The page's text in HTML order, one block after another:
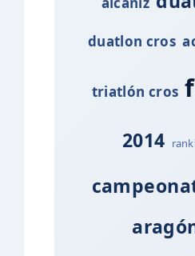
duatlon cros
triatlón cros
2014